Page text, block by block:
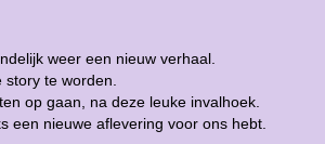
weer een nieuw verhaal.
te worden.
op gaan, na deze leuke invalhoek.
een nieuwe aflevering voor ons hebt.